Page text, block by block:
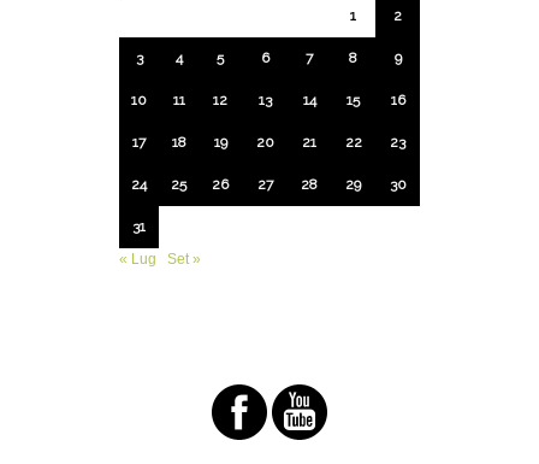
1 2
3 4 5 6 7 8 9
10 11 12 13 14 15 16
17 18 19 20 21 22 23
24 25 26 27 28 29 30
31
« Lug
Set »